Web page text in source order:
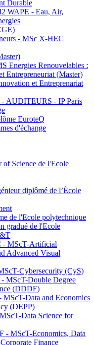
Durable
WAPE - Eau, Air,
- MSc X-HEC
Energies Renouvelables :
Entrepreneuriat (Master)
et Entreprenariat
AUDITEURS - IP Paris
EuroteQ
d'échange
Science de l'Ecole
diplômé de l’École
de l'Ecole polytechnique
gradué de l'Ecole
MScT-Artificial
Advanced Visual
Cybersecurity (CyS)
MScT-Double Degree
(DDDF)
MScT-Data and Economics
(DEPP)
Data Science for
- MScT-Economics, Data
Finance